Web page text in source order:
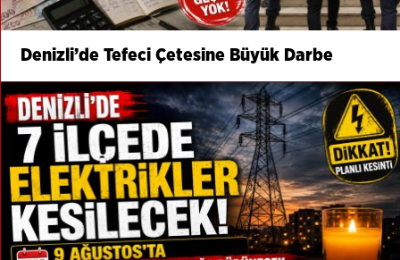
Denizli’de Tefeci Çetesine Büyük Darbe